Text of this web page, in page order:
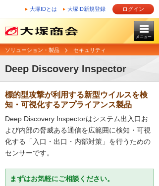
大塚IDとは 大塚ID新規登録 ログイン
メニュー
ソリューション・製品 セキュリティ
Deep Discovery Inspector
標的型攻撃が利用する新型ウイルスを検
知・可視化するアプライアンス製品
Deep Discovery Inspectorはシステム出入口お
よび内部の脅威ある通信を広範囲に検知・可視
化する「入口・出口・内部対策」を行うための
センサーです。
まずはお気軽にご相談ください。